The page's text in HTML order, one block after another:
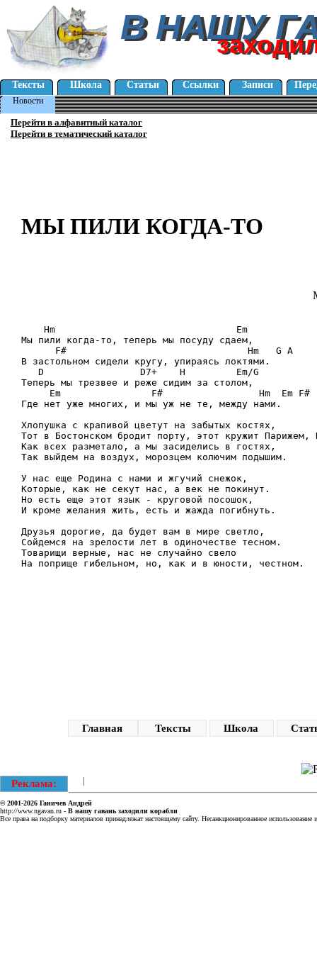
В НАШУ
В НАШУ
Тексты Школа Статьи Ссылки Записи
Новости
Перейти в алфавитный каталог
Перейти в тематический каталог
МЫ ПИЛИ КОГДА-ТО
    Hm                                Em
Мы пили когда-то, теперь мы посуду сдаем,
      F#                                Hm   G А
В застольном сидели кругу, упираясь локтями.
   D                 D7+    Н         Em/G
Теперь мы трезвее и реже сидим за столом,
     Em                F#                 Hm  Em F#
Где нет уже многих, и мы уж не те, между нами.
Хлопушка с крапивой цветут на забытых костях,
Тот в Бостонском бродит порту, этот кружит Парижем,
Как всех разметало, а мы засиделись в гостях,
Так выйдем на воздух, морозцем колючим подышим.
У нас еще Родина с нами и жгучий снежок,
Которые, как не секут нас, а век не покинут.
Но есть еще этот язык - круговой посошок,
И кроме желания жить, есть и жажда погибнуть.
Друзья дорогие, да будет вам в мире светло,
Сойдемся на зрелости лет в одиночестве тесном.
Товарищи верные, нас не случайно свело
Главная Тексты Школа
Реклама: |
© 2001-2026 Ганичев Андрей
http://www.ngavan.ru - В нашу гавань заходили корабли
Все права на подборку материалов принадлежат настоящему сайту. Несанкционированное